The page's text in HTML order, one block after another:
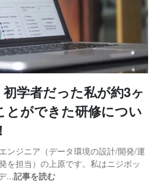
学者だった私が約3ヶ
とができた研修につい
ンジニア（データ環境の設計/開発/運
を担当）の上原です。私はニジボッ
...記事を読む